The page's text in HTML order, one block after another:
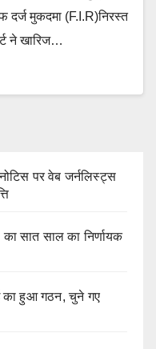
दर्ज मुकदमा (F.I.R)निरस्त
ने खारिज…
पर वेब जर्नलिस्ट्स
सात साल का निर्णायक
का हुआ गठन, चुने गए